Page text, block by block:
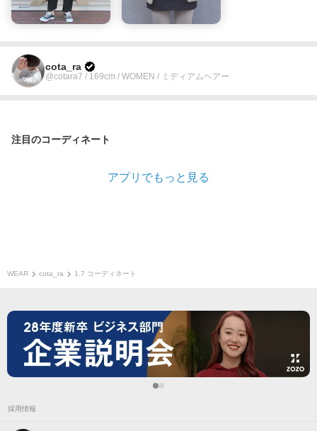
cota_ra
@cotara7 / 169cm / WOMEN / ミディアムヘアー
注目のコーディネート
アプリでもっと見る
WEAR cota_ra 1.7 コーディネート
採用情報